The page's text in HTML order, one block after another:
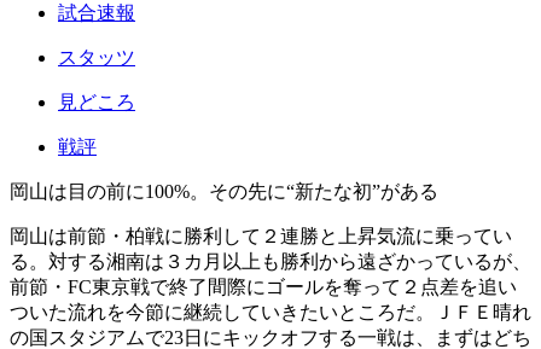
試合速報
スタッツ
見どころ
戦評
岡山は目の前に100%。その先に“新たな初”がある
岡山は前節・柏戦に勝利して２連勝と上昇気流に乗ってい
る。対する湘南は３カ月以上も勝利から遠ざかっているが、
前節・FC東京戦で終了間際にゴールを奪って２点差を追い
ついた流れを今節に継続していきたいところだ。ＪＦＥ晴れ
の国スタジアムで23日にキックオフする一戦は、まずはどち